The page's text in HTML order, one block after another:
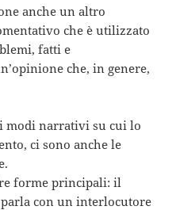
anche un altro
che è utilizzato
fatti e
che, in genere,
modi narrativi su cui lo
ci sono anche le
forme principali: il
con un interlocutore